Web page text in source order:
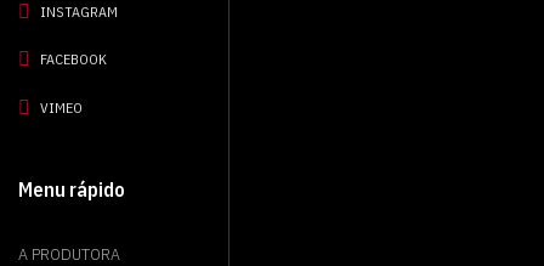
INSTAGRAM
FACEBOOK
VIMEO
Menu rápido
A PRODUTORA